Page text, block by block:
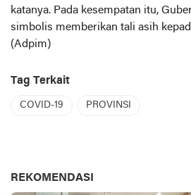
katanya. Pada kesempatan itu,
simbolis memberikan tali asih
(Adpim)
Tag Terkait
COVID-19 PROVINSI
REKOMENDASI